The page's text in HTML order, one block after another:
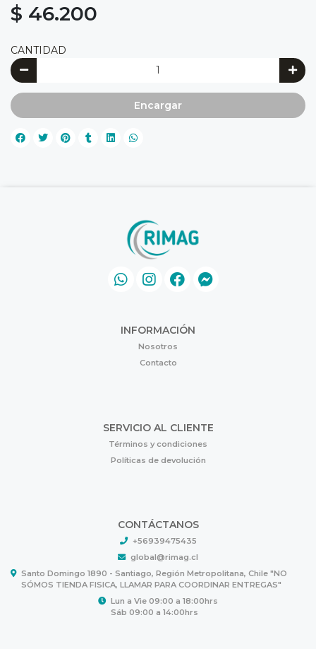
$ 46.200
CANTIDAD
Encargar
INFORMACIÓN
Nosotros
Contacto
SERVICIO AL CLIENTE
Términos y condiciones
Políticas de devolución
CONTÁCTANOS
+56939475435
global@rimag.cl
Santo Domingo 1890 - Santiago, Región Metropolitana, Chile "NO
SÓMOS TIENDA FISICA, LLAMAR PARA COORDINAR ENTREGAS"
Lun a Vie 09:00 a 18:00hrs
Sáb 09:00 a 14:00hrs